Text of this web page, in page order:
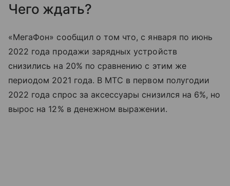
Чего ждать?
«МегаФон» сообщил о том что, с января по июнь
2022 года продажи зарядных устройств
снизились на 20% по сравнению с этим же
периодом 2021 года. В МТС в первом полугодии
2022 года спрос за аксессуары снизился на 6%, но
вырос на 12% в денежном выражении.